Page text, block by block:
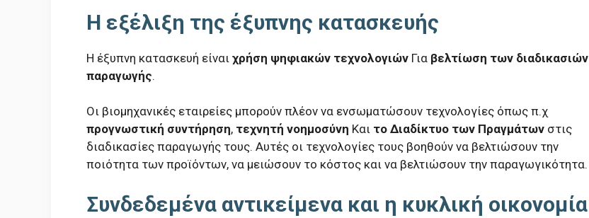
Η εξέλιξη της έξυπνης κατασκευής
Η έξυπνη κατασκευή είναι χρήση ψηφιακών τεχνολογιών Για βελτίωση των διαδικασιών
παραγωγής.
Οι βιομηχανικές εταιρείες μπορούν πλέον να ενσωματώσουν τεχνολογίες όπως π.χ
προγνωστική συντήρηση, τεχνητή νοημοσύνη Και το Διαδίκτυο των Πραγμάτων στις
διαδικασίες παραγωγής τους. Αυτές οι τεχνολογίες τους βοηθούν να βελτιώσουν την
ποιότητα των προϊόντων, να μειώσουν το κόστος και να βελτιώσουν την παραγωγικότητα.
Συνδεδεμένα αντικείμενα και η κυκλική οικονομία